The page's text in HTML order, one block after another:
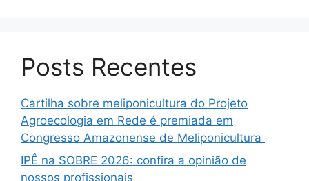
Posts Recentes
Cartilha sobre meliponicultura do Projeto
Agroecologia em Rede é premiada em
Congresso Amazonense de Meliponicultura
IPÊ na SOBRE 2026: confira a opinião de
nossos profissionais